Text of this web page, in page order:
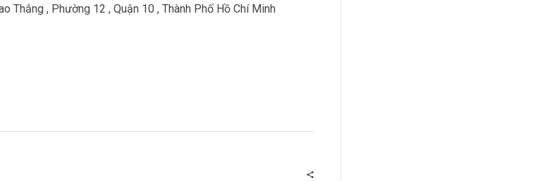
Thắng , Phường 12 , Quận 10 , Thành Phố Hồ Chí Minh